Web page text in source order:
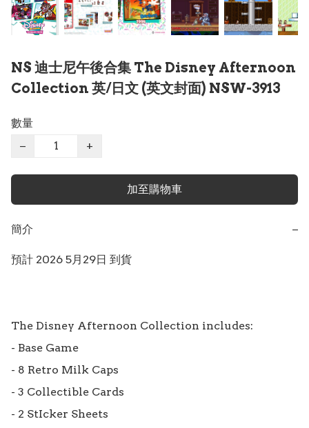
NS 迪士尼午後合集 The Disney Afternoon
Collection 英/日文 (英文封面) NSW-3913
數量
−
+
加至購物車
簡介 −
預計 2026 5月29日 到貨
The Disney Afternoon Collection includes:
- Base Game
- 8 Retro Milk Caps
- 3 Collectible Cards